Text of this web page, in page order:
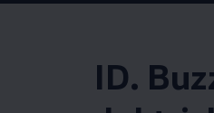
ID.